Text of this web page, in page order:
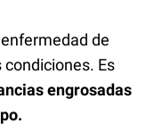
de
Es
engrosadas